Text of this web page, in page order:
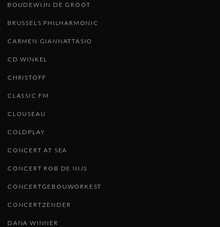
BOUDEWIJN DE GROOT
BRUSSELS PHILHARMONIC
CARMEN GIANNATTASIO
CD WINKEL
CHRISTOFF
CLASSIC FM
CLOUSEAU
COLDPLAY
CONCERT AT SEA
CONCERT ROB DE NIJS
CONCERTGEBOUWORKEST
CONCERTZENDER
DANA WINNER